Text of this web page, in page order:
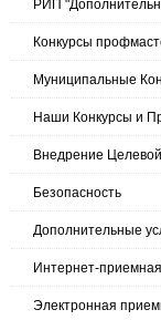
РИП
Конкурсы
Муниципальные
Наши Конкурсы и
Внедрение
Безопасность
Дополнительные
Интернет-приемная
Электронная